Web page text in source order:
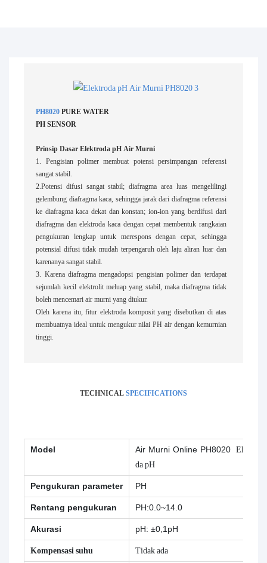
PH8020PURE WATER
PH SENSOR
Prinsip Dasar Elektroda pH Air Murni
1. Pengisian polimer membuat potensi persimpangan referensi
sangat stabil.
2.Potensi difusi sangat stabil; diafragma area luas mengelilingi
gelembung diafragma kaca, sehingga jarak dari diafragma referensi
ke diafragma kaca dekat dan konstan; ion-ion yang berdifusi dari
diafragma dan elektroda kaca dengan cepat membentuk rangkaian
pengukuran lengkap untuk merespons dengan cepat, sehingga
potensial difusi tidak mudah terpengaruh oleh laju aliran luar dan
karenanya sangat stabil.
3. Karena diafragma mengadopsi pengisian polimer dan terdapat
sejumlah kecil elektrolit meluap yang stabil, maka diafragma tidak
boleh mencemari air murni yang diukur.
Oleh karena itu, fitur elektroda komposit yang disebutkan di atas
membuatnya ideal untuk mengukur nilai PH air dengan kemurnian
tinggi.
TECHNICAL SPECIFICATIONS
Model Air Murni Online PH8020 Elektro
da pH
Pengukuran parameter PH
Rentang pengukuran PH:0.0~14.0
Akurasi pH: ±0,1pH
Kompensasi suhu Tidak ada